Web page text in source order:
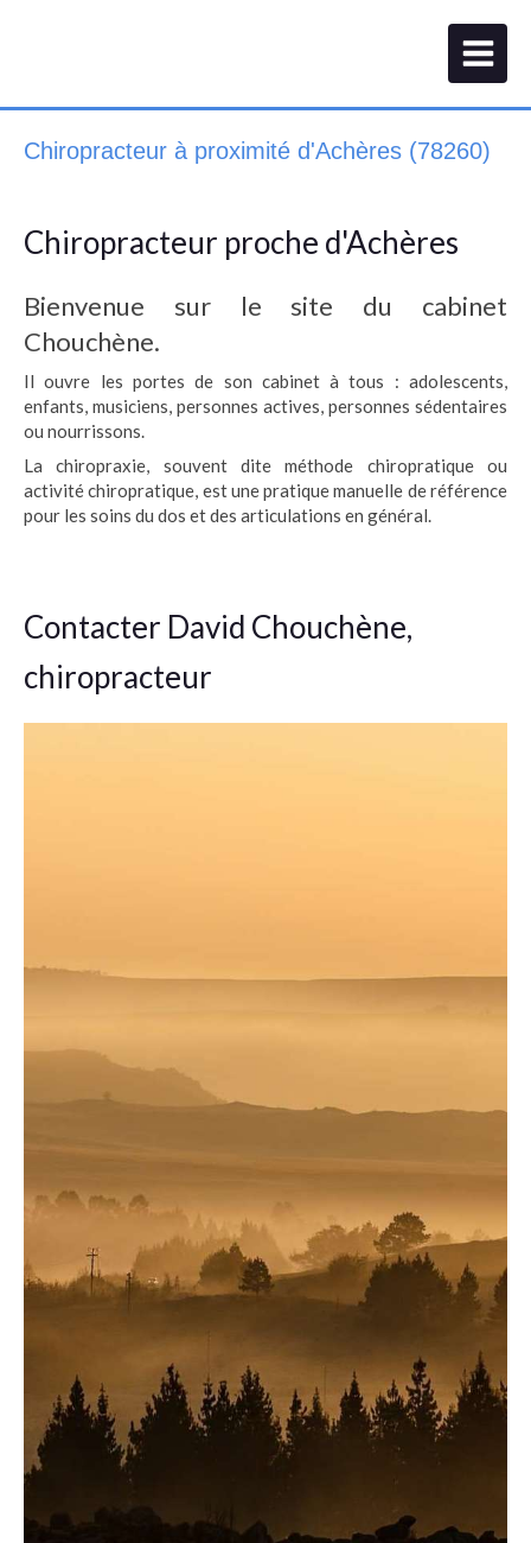
Chiropracteur à proximité d'Achères (78260)
Chiropracteur proche d'Achères
Bienvenue sur le site du cabinet
Chouchène.
Il ouvre les portes de son cabinet à tous : adolescents,
enfants, musiciens, personnes actives, personnes sédentaires
ou nourrissons.
La chiropraxie, souvent dite méthode chiropratique ou
activité chiropratique, est une pratique manuelle de référence
pour les soins du dos et des articulations en général.
Contacter David Chouchène,
chiropracteur